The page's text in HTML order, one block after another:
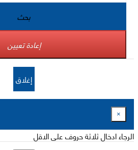
بحث
إعادة تعيين
إغلاق
×
الرجاء ادخال ثلاثة حروف على الاقل